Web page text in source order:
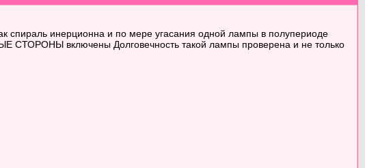
спираль инерционна и по мере угасания одной лампы в полупериоде
СТОРОНЫ включены Долговечность такой лампы проверена и не только